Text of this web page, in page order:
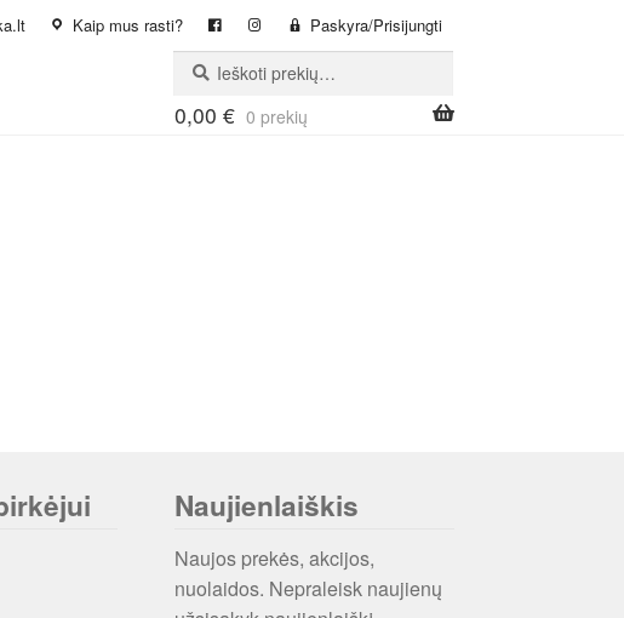
Paskyra/Prisijungti
Kaip mus rasti?
Ieškoti:
Ieškoti
0,00 € 0 prekių
Naujienlaiškis
Naujos prekės, akcijos,
nuolaidos. Nepraleisk naujienų